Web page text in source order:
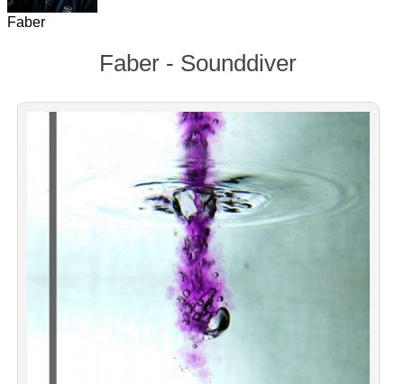
Faber
Faber - Sounddiver